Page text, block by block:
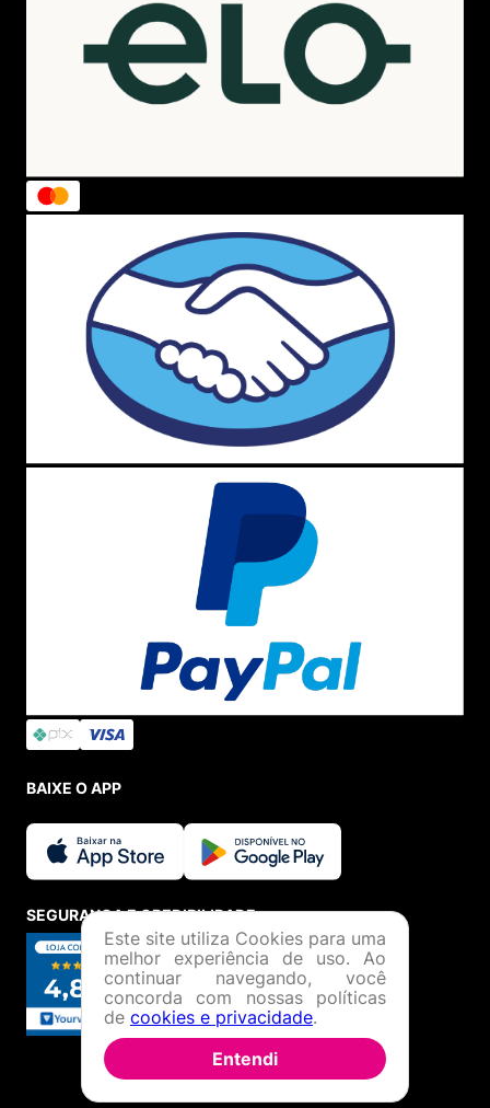
BAIXE O APP
SEGURANÇA E CREDIBILIDADE
Este site utiliza Cookies para uma
melhor experiência de uso. Ao
continuar navegando, você
concorda com nossas políticas
de cookies e privacidade.
Entendi